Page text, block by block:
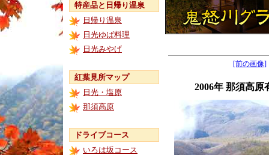
特産品と日帰り温泉
日帰り温泉
日光ゆば料理
日光みやげ
紅葉見所マップ
日光・塩原
那須高原
ドライブコース
いろは坂コース
[前の画像]
2006年 那須高原